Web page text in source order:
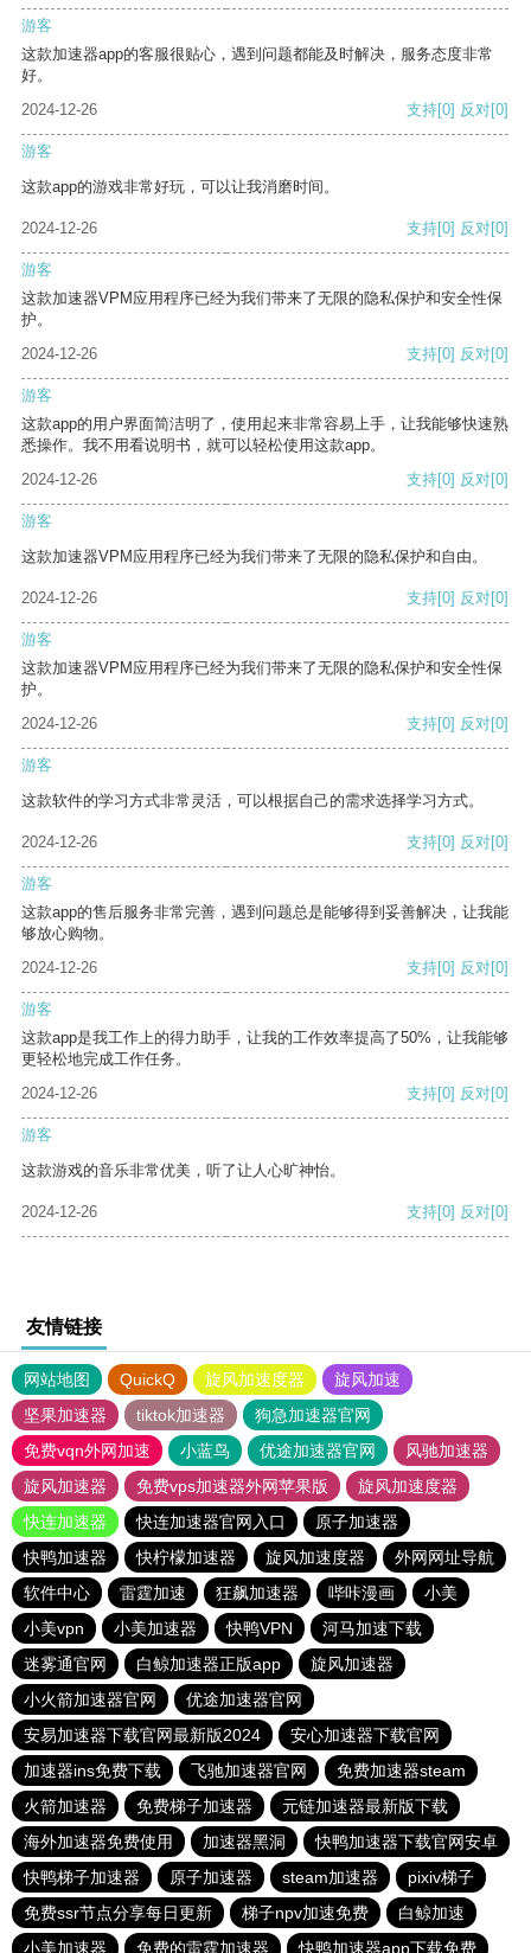
游客
这款加速器app的客服很贴心，遇到问题都能及时解决，服务态度非常
好。
2024-12-26
支持[0] 反对[0]
游客
这款app的游戏非常好玩，可以让我消磨时间。
2024-12-26 支持[0] 反对[0]
游客
这款加速器VPM应用程序已经为我们带来了无限的隐私保护和安全性保
护。
2024-12-26
支持[0] 反对[0]
游客
这款app的用户界面简洁明了，使用起来非常容易上手，让我能够快速熟
悉操作。我不用看说明书，就可以轻松使用这款app。
2024-12-26
支持[0] 反对[0]
游客
这款加速器VPM应用程序已经为我们带来了无限的隐私保护和自由。
2024-12-26 支持[0] 反对[0]
游客
这款加速器VPM应用程序已经为我们带来了无限的隐私保护和安全性保
护。
2024-12-26
支持[0] 反对[0]
游客
这款软件的学习方式非常灵活，可以根据自己的需求选择学习方式。
2024-12-26 支持[0] 反对[0]
游客
这款app的售后服务非常完善，遇到问题总是能够得到妥善解决，让我能
够放心购物。
2024-12-26
支持[0] 反对[0]
游客
这款app是我工作上的得力助手，让我的工作效率提高了50%，让我能够
更轻松地完成工作任务。
2024-12-26
支持[0] 反对[0]
游客
这款游戏的音乐非常优美，听了让人心旷神怡。
2024-12-26 支持[0] 反对[0]
友情链接
网站地图 QuickQ 旋风加速度器
旋风加速
坚果加速器
tiktok加速器
狗急加速器官网
免费vqn外网加速
小蓝鸟 优途加速器官网
风驰加速器
旋风加速器
免费vps加速器外网苹果版
旋风加速度器
快连加速器
快连加速器官网入口
原子加速器
快鸭加速器
快柠檬加速器 旋风加速度器
外网网址导航
软件中心
雷霆加速 狂飙加速器 哔咔漫画
小美
小美vpn
小美加速器 快鸭VPN
河马加速下载
迷雾通官网
白鲸加速器正版app
旋风加速器
小火箭加速器官网
优途加速器官网
安易加速器下载官网最新版2024
安心加速器下载官网
加速器ins免费下载
飞驰加速器官网
免费加速器steam
火箭加速器
免费梯子加速器
元链加速器最新版下载
海外加速器免费使用
加速器黑洞
快鸭加速器下载官网安卓
快鸭梯子加速器
原子加速器 steam加速器
pixiv梯子
免费ssr节点分享每日更新
梯子npv加速免费
白鲸加速
小美加速器
免费的雷霆加速器 快鸭加速器app下载免费